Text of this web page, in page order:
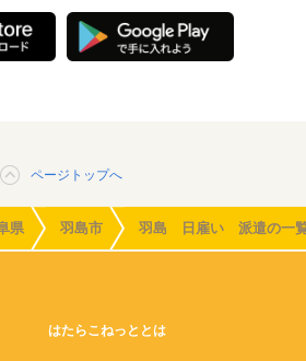
ページトップへ
県 羽島市 羽島 日雇い 派遣の一
はたらこねっととは